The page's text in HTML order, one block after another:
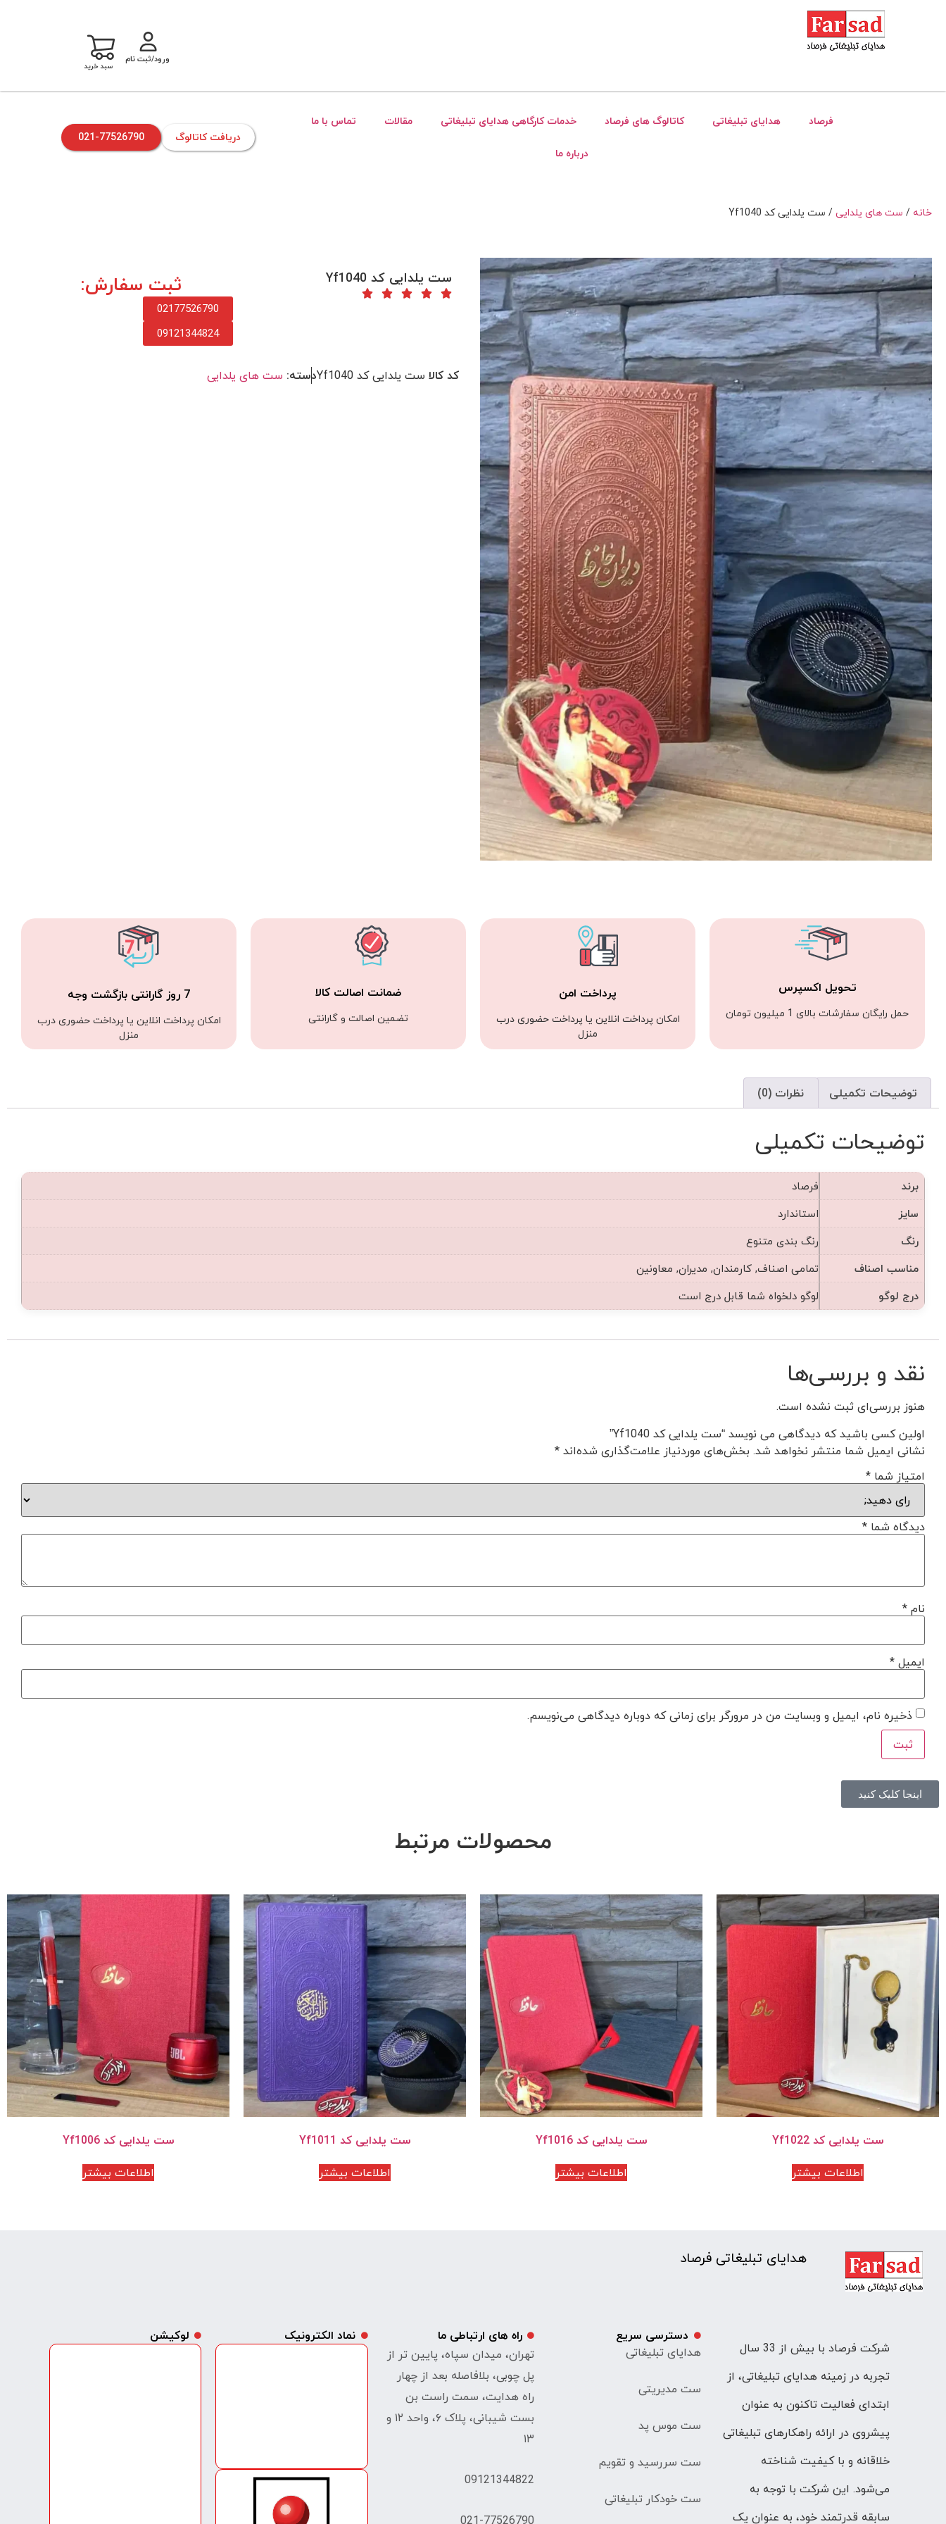
ورود/ثبت نام
سبد خرید
فرصاد هدایای تبلیغاتی کاتالوگ های فرصاد خدمات کارگاهی هدایای تبلیغاتی مقالات
تماس با ما
درباره ما
دریافت کاتالوگ 021-77526790
خانه / ست های یلدایی/ ست یلدایی کد Yf1040
ست یلدایی کد Yf1040 ثبت سفارش:
02177526790
09121344824
کد کالا ست یلدایی کد Yf1040 دسته: ست های یلدایی
تحویل اکسپرس
حمل رایگان سفارشات بالای 1 میلیون تومان
پرداخت امن
امکان پرداخت انلاین یا پرداخت حضوری درب
منزل
ضمانت اصالت کالا
تضمین اصالت و گارانتی
7 روز گارانتی بازگشت وجه
امکان پرداخت انلاین یا پرداخت حضوری درب
منزل
توضیحات تکمیلی نظرات (0)
توضیحات تکمیلی
برند
فرصاد
سایز
استاندارد
رنگ
رنگ بندی متنوع
مناسب اصناف
تمامی اصناف, کارمندان, مدیران, معاونین
درج لوگو
لوگو دلخواه شما قابل درج است
نقد و بررسی‌ها
هنوز بررسی‌ای ثبت نشده است.
اولین کسی باشید که دیدگاهی می نویسد “ست یلدایی کد Yf1040”
نشانی ایمیل شما منتشر نخواهد شد. بخش‌های موردنیاز علامت‌گذاری شده‌اند*
امتیاز شما *
دیدگاه شما *
نام*
ایمیل*
ذخیره نام، ایمیل و وبسایت من در مرورگر برای زمانی که دوباره دیدگاهی می‌نویسم.
اینجا کلیک کنید
محصولات مرتبط
ست یلدایی کد Yf1022
اطلاعات بیشتر
ست یلدایی کد Yf1016
اطلاعات بیشتر
ست یلدایی کد Yf1011
اطلاعات بیشتر
ست یلدایی کد Yf1006
اطلاعات بیشتر
هدایای تبلیغاتی فرصاد
شرکت فرصاد با بیش از 33 سال
تجربه در زمینه هدایای تبلیغاتی، از
ابتدای فعالیت تاکنون به عنوان
پیشروی در ارائه راهکارهای تبلیغاتی
خلاقانه و با کیفیت شناخته
می‌شود. این شرکت با توجه به
سابقه قدرتمند خود، به عنوان یک
دسترسی سریع
هدایای تبلیغاتی
ست مدیریتی
ست موس پد
ست سررسید و تقویم
ست خودکار تبلیغاتی
راه های ارتباطی ما
تهران، میدان سپاه، پایین تر از
پل چوبی، بلافاصله بعد از چهار
راه هدایت، سمت راست بن
بست شیبانی، پلاک ۶، واحد ۱۲ و
۱۳
09121344822
نماد الکترونیک لوکیشن